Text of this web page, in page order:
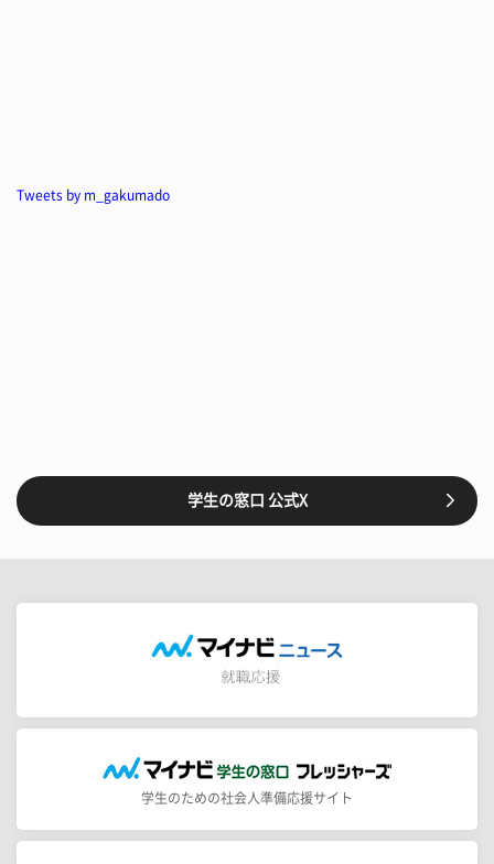
Tweets by m_gakumado
学生の窓口 公式X
学生のための社会人準備応援サイト